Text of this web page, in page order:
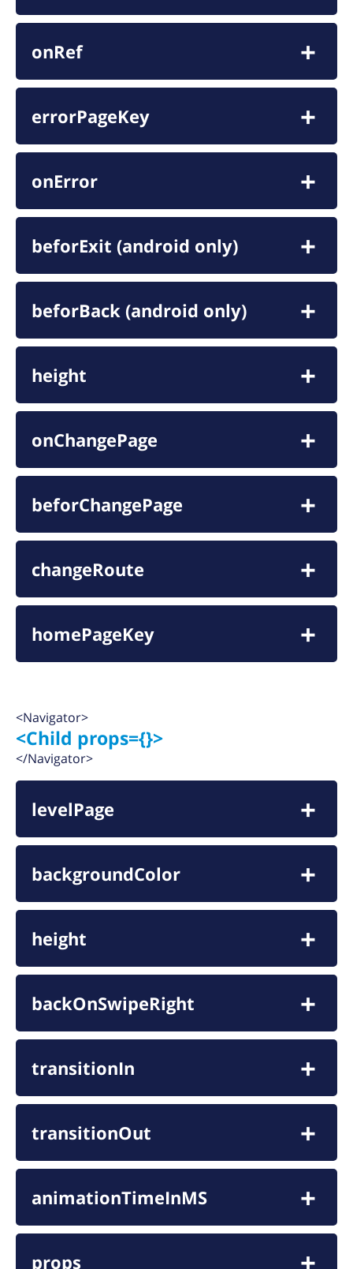
onRef
errorPageKey
onError
beforExit (android only)
beforBack (android only)
height
onChangePage
beforChangePage
changeRoute
homePageKey
<Navigator>
<Child props={}>
</Navigator>
levelPage
backgroundColor
height
backOnSwipeRight
transitionIn
transitionOut
animationTimeInMS
props